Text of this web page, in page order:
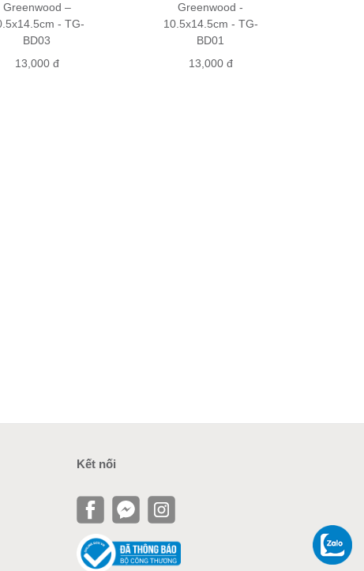
Greenwood –
- TG-
BD03
13,000 đ
Greenwood -
10.5x14.5cm - TG-
BD01
13,000 đ
Kết nối